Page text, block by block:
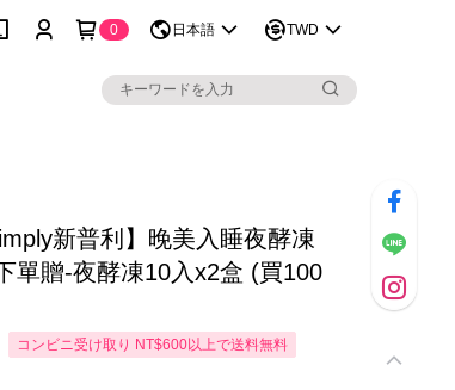
0 日本語 TWD
新普利】晚美入睡夜酵凍
單贈-夜酵凍10入x2盒 (買100
コンビニ受け取り NT$600以上で送料無料